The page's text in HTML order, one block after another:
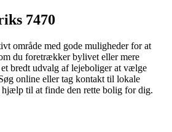
7470
område med gode muligheder for at
du foretrækker bylivet eller mere
bredt udvalg af lejeboliger at vælge
online eller tag kontakt til lokale
til at finde den rette bolig for dig.